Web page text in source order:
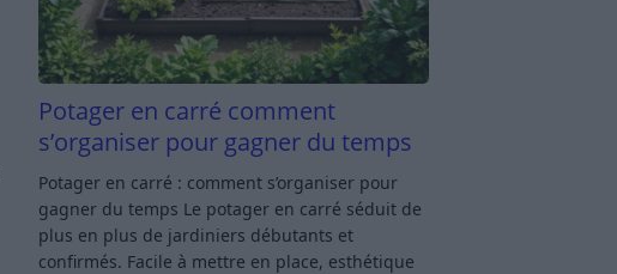
Potager en carré comment
s’organiser pour gagner du temps
Potager en carré : comment s’organiser pour
gagner du temps Le potager en carré séduit de
plus en plus de jardiniers débutants et
confirmés. Facile à mettre en place, esthétique